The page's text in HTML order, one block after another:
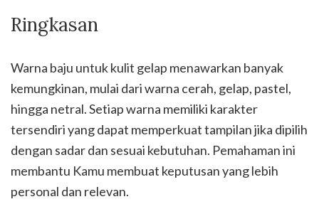
Ringkasan
Warna baju untuk kulit gelap menawarkan banyak
kemungkinan, mulai dari warna cerah, gelap, pastel,
hingga netral. Setiap warna memiliki karakter
tersendiri yang dapat memperkuat tampilan jika dipilih
dengan sadar dan sesuai kebutuhan. Pemahaman ini
membantu Kamu membuat keputusan yang lebih
personal dan relevan.